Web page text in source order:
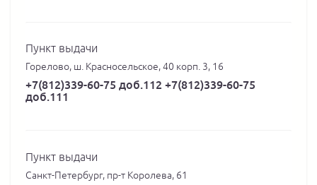
Пункт выдачи
Горелово, ш. Красносельское, 40 корп. 3, 16
+7(812)339-60-75 доб.112 +7(812)339-60-75
доб.111
Пункт выдачи
Санкт-Петербург, пр-т Королева, 61